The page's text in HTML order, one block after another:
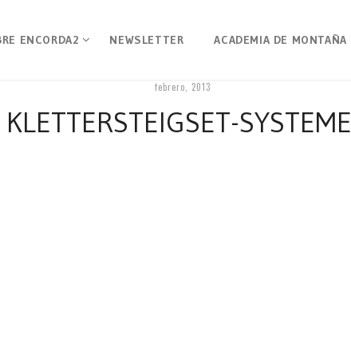
ENCORDA2 NEWSLETTER ACADEMIA DE MONTAÑA
febrero, 2013
KLETTERSTEIGSET-SYSTEME